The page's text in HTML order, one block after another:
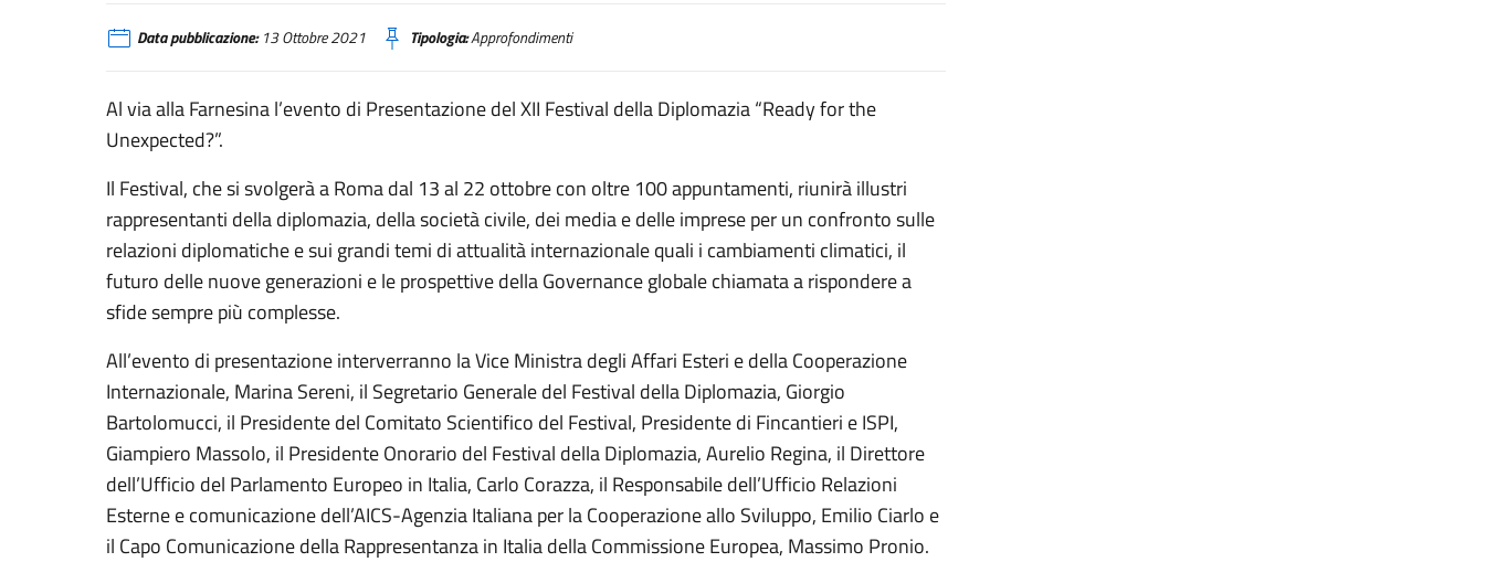
Data pubblicazione:13 Ottobre 2021 Tipologia:Approfondimenti
Al via alla Farnesina l’evento di Presentazione del XII Festival della Diplomazia “Ready for the
Unexpected?”.
Il Festival, che si svolgerà a Roma dal 13 al 22 ottobre con oltre 100 appuntamenti, riunirà illustri
rappresentanti della diplomazia, della società civile, dei media e delle imprese per un confronto sulle
relazioni diplomatiche e sui grandi temi di attualità internazionale quali i cambiamenti climatici, il
futuro delle nuove generazioni e le prospettive della Governance globale chiamata a rispondere a
sfide sempre più complesse.
All’evento di presentazione interverranno la Vice Ministra degli Affari Esteri e della Cooperazione
Internazionale, Marina Sereni, il Segretario Generale del Festival della Diplomazia, Giorgio
Bartolomucci, il Presidente del Comitato Scientifico del Festival, Presidente di Fincantieri e ISPI,
Giampiero Massolo, il Presidente Onorario del Festival della Diplomazia, Aurelio Regina, il Direttore
dell’Ufficio del Parlamento Europeo in Italia, Carlo Corazza, il Responsabile dell’Ufficio Relazioni
Esterne e comunicazione dell’AICS-Agenzia Italiana per la Cooperazione allo Sviluppo, Emilio Ciarlo e
il Capo Comunicazione della Rappresentanza in Italia della Commissione Europea, Massimo Pronio.